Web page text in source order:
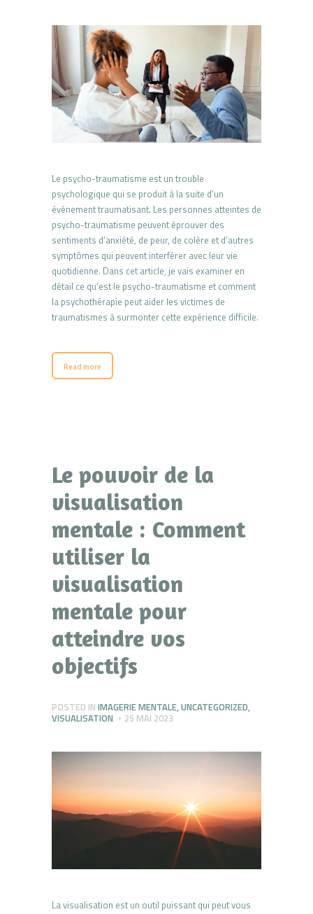
Le psycho-traumatisme est un trouble
psychologique qui se produit à la suite d’un
événement traumatisant. Les personnes atteintes de
psycho-traumatisme peuvent éprouver des
sentiments d’anxiété, de peur, de colère et d’autres
symptômes qui peuvent interférer avec leur vie
quotidienne. Dans cet article, je vais examiner en
détail ce qu’est le psycho-traumatisme et comment
la psychothérapie peut aider les victimes de
traumatismes à surmonter cette expérience difficile.
Read more
Le pouvoir de la
visualisation
mentale : Comment
utiliser la
visualisation
mentale pour
atteindre vos
objectifs
POSTED IN IMAGERIE MENTALE,UNCATEGORIZED,
VISUALISATION
25 MAI 2023
La visualisation est un outil puissant qui peut vous